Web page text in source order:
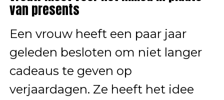
van presents
Een vrouw heeft een paar jaar
geleden besloten om niet langer
cadeaus te geven op
verjaardagen. Ze heeft het idee